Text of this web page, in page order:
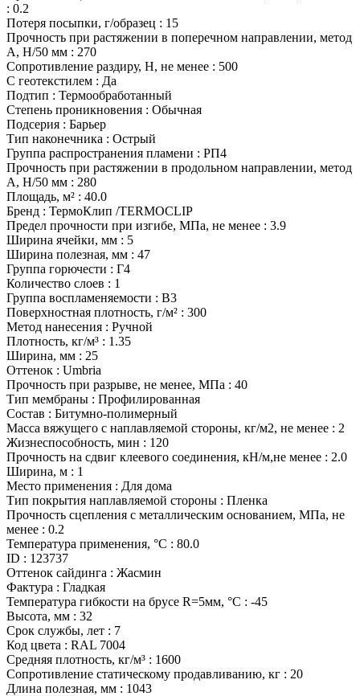
: 0.2
Потеря посыпки, г/образец : 15
Прочность при растяжении в поперечном направлении, метод
А, Н/50 мм : 270
Сопротивление раздиру, Н, не менее : 500
С геотекстилем : Да
Подтип : Термообработанный
Степень проникновения : Обычная
Подсерия : Барьер
Тип наконечника : Острый
Группа распространения пламени : РП4
Прочность при растяжении в продольном направлении, метод
А, Н/50 мм : 280
Площадь, м² : 40.0
Бренд : ТермоКлип /TERMOCLIP
Предел прочности при изгибе, МПа, не менее : 3.9
Ширина ячейки, мм : 5
Ширина полезная, мм : 47
Группа горючести : Г4
Количество слоев : 1
Группа воспламеняемости : В3
Поверхностная плотность, г/м² : 300
Метод нанесения : Ручной
Плотность, кг/м³ : 1.35
Ширина, мм : 25
Оттенок : Umbria
Прочность при разрыве, не менее, МПа : 40
Тип мембраны : Профилированная
Состав : Битумно-полимерный
Масса вяжущего с наплавляемой стороны, кг/м2, не менее : 2
Жизнеспособность, мин : 120
Прочность на сдвиг клеевого соединения, кН/м,не менее : 2.0
Ширина, м : 1
Место применения : Для дома
Тип покрытия наплавляемой стороны : Пленка
Прочность сцепления с металлическим основанием, МПа, не
менее : 0.2
Температура применения, °С : 80.0
ID : 123737
Оттенок сайдинга : Жасмин
Фактура : Гладкая
Температура гибкости на брусе R=5мм, °С : -45
Высота, мм : 32
Срок службы, лет : 7
Код цвета : RAL 7004
Средняя плотность, кг/м³ : 1600
Сопротивление статическому продавливанию, кг : 20
Длина полезная, мм : 1043